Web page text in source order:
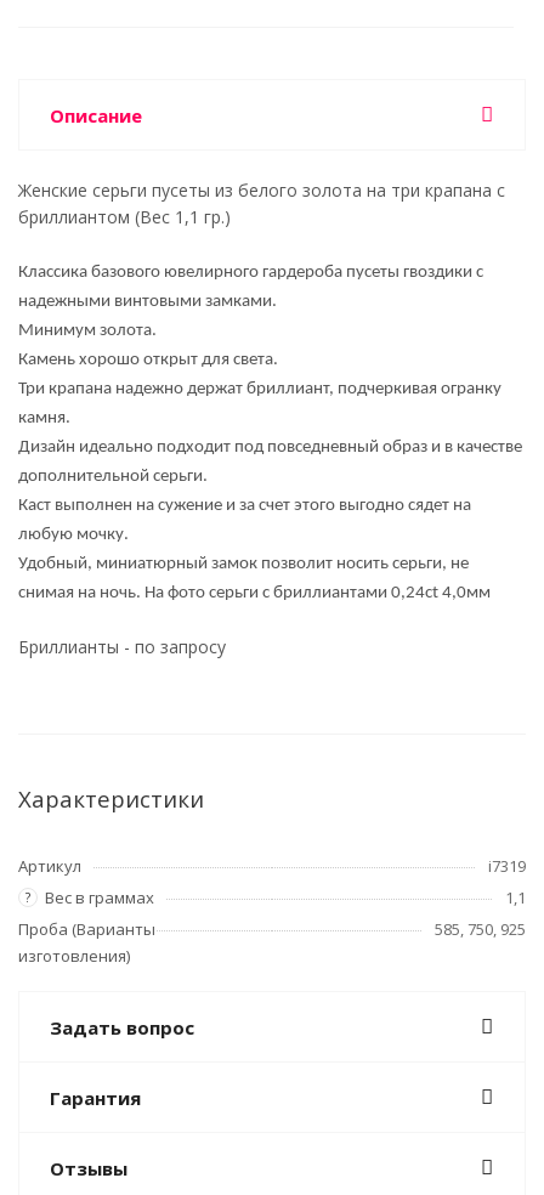
Описание
Женские серьги пусеты из белого золота на три крапана с
бриллиантом (Вес 1,1 гр.)
Классика базового ювелирного гардероба пусеты гвоздики с
надежными винтовыми замками.
Минимум золота.
Камень хорошо открыт для света.
Три крапана надежно держат бриллиант, подчеркивая огранку
камня.
Дизайн идеально подходит под повседневный образ и в качестве
дополнительной серьги.
Каст выполнен на сужение и за счет этого выгодно сядет на
любую мочку.
Удобный, миниатюрный замок позволит носить серьги, не
снимая на ночь. На фото серьги с бриллиантами 0,24ct 4,0мм
Бриллианты - по запросу
Характеристики
Артикул i7319
? Вес в граммах
1,1
Проба (Варианты
изготовления)
585, 750, 925
Задать вопрос
Гарантия
Отзывы